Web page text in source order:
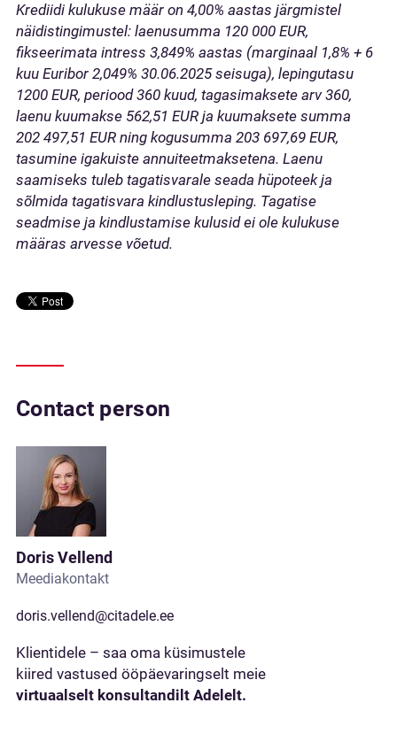
Krediidi kulukuse määr on 4,00% aastas järgmistel
näidistingimustel: laenusumma 120 000 EUR,
fikseerimata intress 3,849% aastas (marginaal 1,8% + 6
kuu Euribor 2,049% 30.06.2025 seisuga), lepingutasu
1200 EUR, periood 360 kuud, tagasimaksete arv 360,
laenu kuumakse 562,51 EUR ja kuumaksete summa
202 497,51 EUR ning kogusumma 203 697,69 EUR,
tasumine igakuiste annuiteetmaksetena. Laenu
saamiseks tuleb tagatisvarale seada hüpoteek ja
sõlmida tagatisvara kindlustusleping. Tagatise
seadmise ja kindlustamise kulusid ei ole kulukuse
määras arvesse võetud.
Contact person
Doris Vellend
Meediakontakt
doris.vellend@citadele.ee
Klientidele – saa oma küsimustele
kiired vastused ööpäevaringselt meie
virtuaalselt konsultandilt Adelelt.